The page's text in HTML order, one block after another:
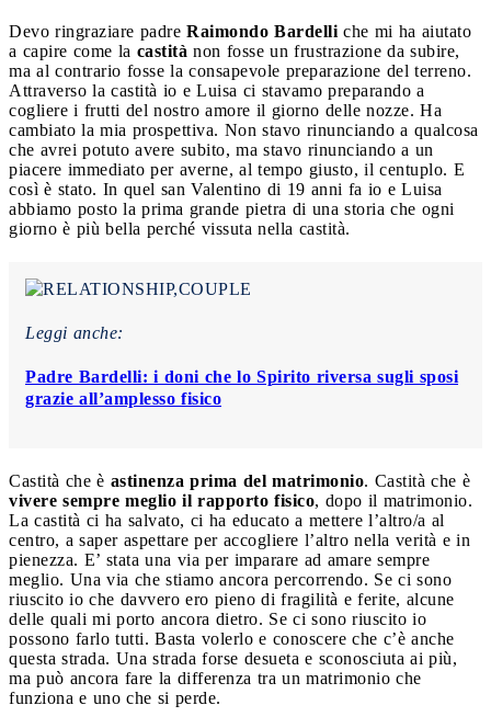
Devo ringraziare padre Raimondo Bardelli che mi ha aiutato
a capire come la castità non fosse un frustrazione da subire,
ma al contrario fosse la consapevole preparazione del terreno.
Attraverso la castità io e Luisa ci stavamo preparando a
cogliere i frutti del nostro amore il giorno delle nozze. Ha
cambiato la mia prospettiva. Non stavo rinunciando a qualcosa
che avrei potuto avere subito, ma stavo rinunciando a un
piacere immediato per averne, al tempo giusto, il centuplo. E
così è stato. In quel san Valentino di 19 anni fa io e Luisa
abbiamo posto la prima grande pietra di una storia che ogni
giorno è più bella perché vissuta nella castità.
Leggi anche:
Padre Bardelli: i doni che lo Spirito riversa sugli sposi
grazie all’amplesso fisico
Castità che è astinenza prima del matrimonio. Castità che è
vivere sempre meglio il rapporto fisico, dopo il matrimonio.
La castità ci ha salvato, ci ha educato a mettere l’altro/a al
centro, a saper aspettare per accogliere l’altro nella verità e in
pienezza. E’ stata una via per imparare ad amare sempre
meglio. Una via che stiamo ancora percorrendo. Se ci sono
riuscito io che davvero ero pieno di fragilità e ferite, alcune
delle quali mi porto ancora dietro. Se ci sono riuscito io
possono farlo tutti. Basta volerlo e conoscere che c’è anche
questa strada. Una strada forse desueta e sconosciuta ai più,
ma può ancora fare la differenza tra un matrimonio che
funziona e uno che si perde.